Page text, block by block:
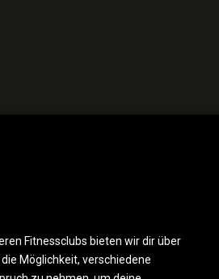
Fitnessclubs bieten wir dir über
Möglichkeit, verschiedene